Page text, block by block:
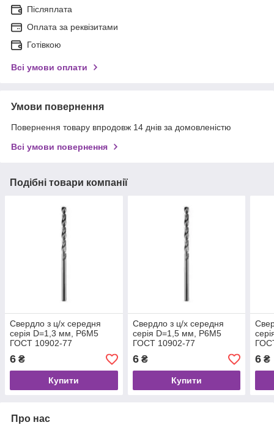
Післяплата
Оплата за реквізитами
Готівкою
Всі умови оплати
Умови повернення
Повернення товару впродовж 14 днів за домовленістю
Всі умови повернення
Подібні товари компанії
Свердло з ц/х середня
серія D=1,3 мм, Р6М5
ГОСТ 10902-77
6 ₴
Купити
Свердло з ц/х середня
серія D=1,5 мм, Р6М5
ГОСТ 10902-77
6₴
Купити
6 ₴
Про нас